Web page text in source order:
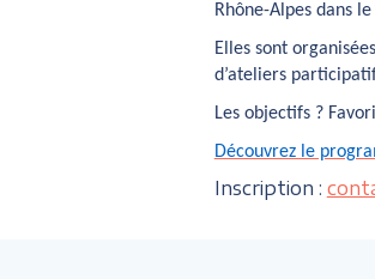
Rhône-Alpes dans
Elles sont
d’ateliers
Les objectifs ?
Découvrez le
Inscription :